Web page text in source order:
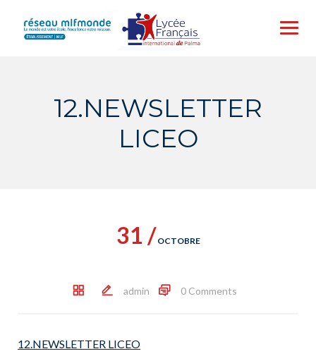
content
12.NEWSLETTER
LICEO
31 / OCTOBRE
admin 0 Comments
12.NEWSLETTER LICEO